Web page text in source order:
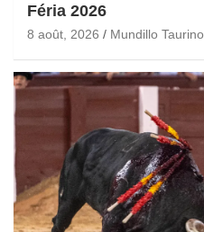
Féria 2026
8 août, 2026 Mundillo Taurino